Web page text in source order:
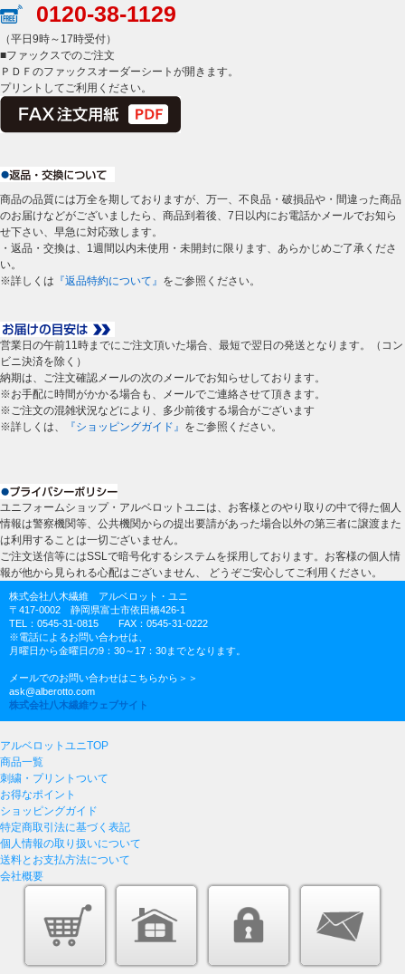
0120-38-1129
（平日9時～17時受付）
■ファックスでのご注文
ＰＤＦのファックスオーダーシートが開きます。
プリントしてご利用ください。
商品の品質には万全を期しておりますが、万一、不良品・破損品や・間違った商品
のお届けなどがございましたら、商品到着後、7日以内にお電話かメールでお知ら
せ下さい、早急に対応致します。
・返品・交換は、1週間以内未使用・未開封に限ります、あらかじめご了承くださ
い。
※詳しくは 『返品特約について』 をご参照ください。
営業日の午前11時までにご注文頂いた場合、最短で翌日の発送となります。（コン
ビニ決済を除く）
納期は、ご注文確認メールの次のメールでお知らせしております。
※お手配に時間がかかる場合も、メールでご連絡させて頂きます。
※ご注文の混雑状況などにより、多少前後する場合がございます
※詳しくは、
『ショッピングガイド』 をご参照ください。
ユニフォームショップ・アルベロットユニは、お客様とのやり取りの中で得た個人
情報は警察機関等、公共機関からの提出要請があった場合以外の第三者に譲渡また
は利用することは一切ございません。
ご注文送信等にはSSLで暗号化するシステムを採用しております。お客様の個人情
報が他から見られる心配はございません、 どうぞご安心してご利用ください。
株式会社八木繊維 アルベロット・ユニ
〒417-0002 静岡県富士市依田橋426-1
TEL：0545-31-0815 FAX：0545-31-0222
※電話によるお問い合わせは、
月曜日から金曜日の9：30～17：30までとなります。
メールでのお問い合わせはこちらから＞＞
ask@alberotto.com
株式会社八木繊維ウェブサイト
アルベロットユニTOP
商品一覧
刺繍・プリントついて
お得なポイント
ショッピングガイド
特定商取引法に基づく表記
個人情報の取り扱いについて
送料とお支払方法について
会社概要